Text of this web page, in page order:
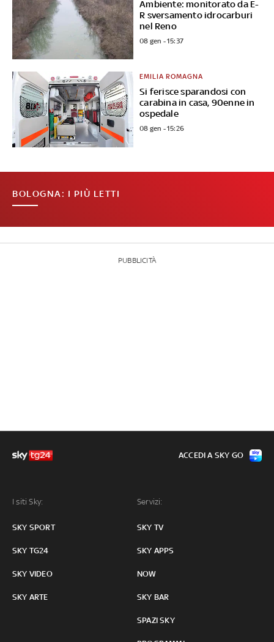
Ambiente: monitorato da E-
R sversamento idrocarburi
nel Reno
08 gen - 15:37
Si ferisce sparandosi con
carabina in casa, 90enne in
ospedale
EMILIA ROMAGNA
08 gen - 15:26
BOLOGNA: I PIÙ LETTI
PUBBLICITÀ
I siti Sky:
SKY SPORT
SKY TG24
SKY VIDEO
SKY ARTE
Servizi:
SKY TV
SKY APPS
NOW
SKY BAR
SPAZI SKY
ACCEDI A SKY GO